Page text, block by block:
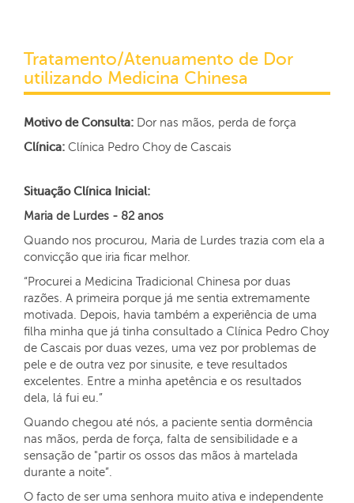
Tratamento/Atenuamento de Dor
utilizando Medicina Chinesa
Motivo de Consulta: Dor nas mãos, perda de força
Clínica: Clínica Pedro Choy de Cascais
Situação Clínica Inicial:
Maria de Lurdes - 82 anos
Quando nos procurou, Maria de Lurdes trazia com ela a
convicção que iria ficar melhor.
“Procurei a Medicina Tradicional Chinesa por duas
razões. A primeira porque já me sentia extremamente
motivada. Depois, havia também a experiência de uma
filha minha que já tinha consultado a Clínica Pedro Choy
de Cascais por duas vezes, uma vez por problemas de
pele e de outra vez por sinusite, e teve resultados
excelentes. Entre a minha apetência e os resultados
dela, lá fui eu.”
Quando chegou até nós, a paciente sentia dormência
nas mãos, perda de força, falta de sensibilidade e a
sensação de "partir os ossos das mãos à martelada
durante a noite”.
O facto de ser uma senhora muito ativa e independente